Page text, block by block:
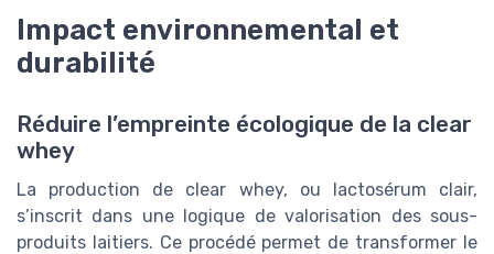
Impact environnemental et
durabilité
Réduire l’empreinte écologique de la clear
whey
La production de clear whey, ou lactosérum clair,
s’inscrit dans une logique de valorisation des sous-
produits laitiers. Ce procédé permet de transformer le